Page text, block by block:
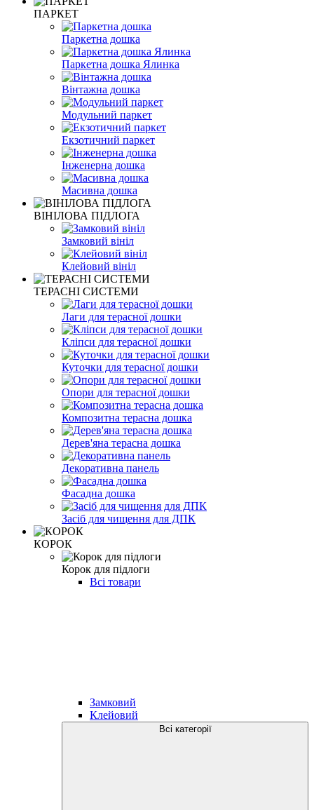
ПАРКЕТ
Паркетна дошка
Паркетна дошка Ялинка
Вінтажна дошка
Модульний паркет
Екзотичний паркет
Інженерна дошка
Масивна дошка
ВІНІЛОВА ПІДЛОГА
Замковий вініл
Клейовий вініл
ТЕРАСНІ СИСТЕМИ
Лаги для терасної дошки
Кліпси для терасної дошки
Куточки для терасної дошки
Опори для терасної дошки
Композитна терасна дошка
Дерев'яна терасна дошка
Декоративна панель
Фасадна дошка
Засіб для чищення для ДПК
КОРОК
Корок для підлоги
Всі товари
Замковий
Клейовий
Всі категорії